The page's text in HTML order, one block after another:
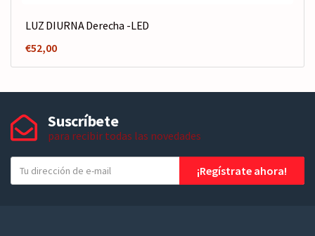
LUZ DIURNA Derecha -LED
€52,00
Suscríbete
para recibir todas las novedades
u
¡Regístrate ahora!